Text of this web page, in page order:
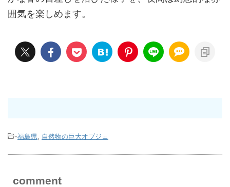
囲気を楽しめます。
-福島県 自然物の巨大オブジェ
comment